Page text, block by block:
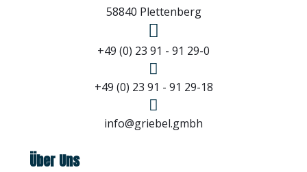
58840 Plettenberg
+49 (0) 23 91 - 91 29-0
+49 (0) 23 91 - 91 29-18
info@griebel.gmbh
Über Uns